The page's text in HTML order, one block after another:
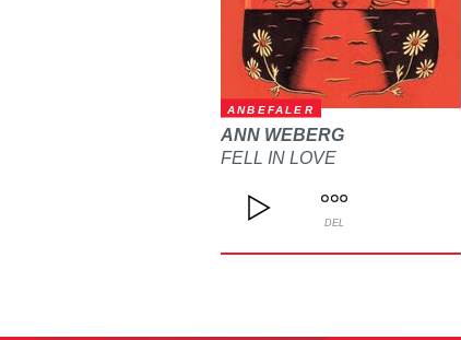
ANBEFALER
ANN WEBERG
FELL IN LOVE
DEL